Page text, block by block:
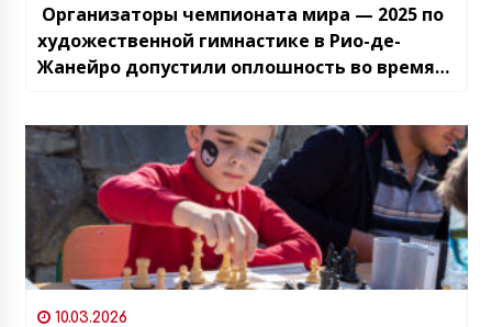
Организаторы чемпионата мира — 2025 по
художественной гимнастике в Рио-де-
Жанейро допустили оплошность во время
10.03.2026